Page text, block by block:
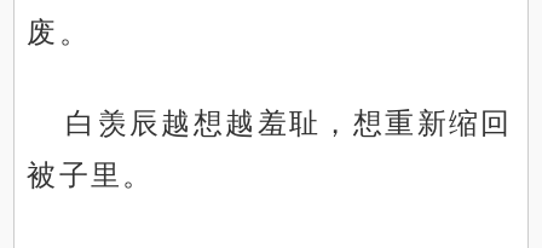
废。
白羡辰越想越羞耻，想重新缩回
被子里。